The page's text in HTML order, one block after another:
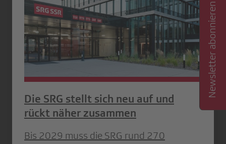
Die SRG stellt sich neu auf und
rückt näher zusammen
Bis 2029 muss die SRG rund 270
Newsletter abonnieren